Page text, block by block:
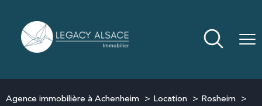
Agence immobilière à Achenheim Location
Rosheim